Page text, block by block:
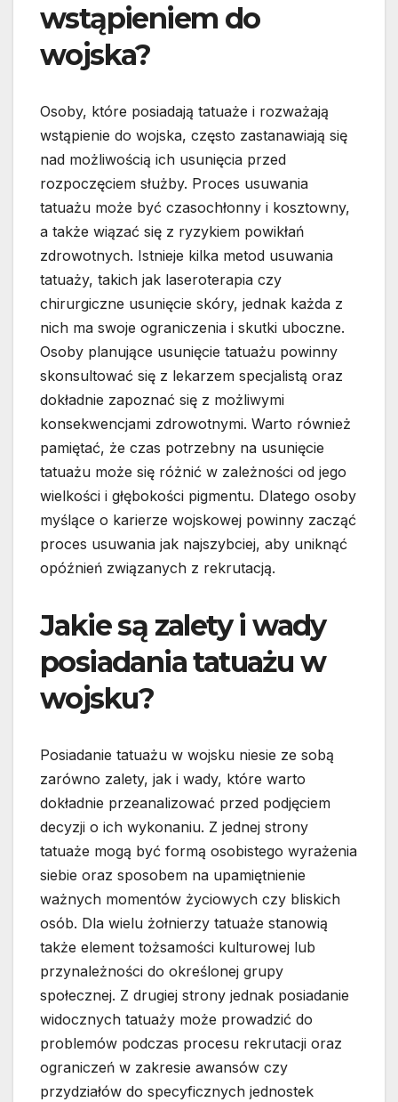
wstąpieniem do
wojska?
Osoby, które posiadają tatuaże i rozważają
wstąpienie do wojska, często zastanawiają się
nad możliwością ich usunięcia przed
rozpoczęciem służby. Proces usuwania
tatuażu może być czasochłonny i kosztowny,
a także wiązać się z ryzykiem powikłań
zdrowotnych. Istnieje kilka metod usuwania
tatuaży, takich jak laseroterapia czy
chirurgiczne usunięcie skóry, jednak każda z
nich ma swoje ograniczenia i skutki uboczne.
Osoby planujące usunięcie tatuażu powinny
skonsultować się z lekarzem specjalistą oraz
dokładnie zapoznać się z możliwymi
konsekwencjami zdrowotnymi. Warto również
pamiętać, że czas potrzebny na usunięcie
tatuażu może się różnić w zależności od jego
wielkości i głębokości pigmentu. Dlatego osoby
myślące o karierze wojskowej powinny zacząć
proces usuwania jak najszybciej, aby uniknąć
opóźnień związanych z rekrutacją.
Jakie są zalety i wady
posiadania tatuażu w
wojsku?
Posiadanie tatuażu w wojsku niesie ze sobą
zarówno zalety, jak i wady, które warto
dokładnie przeanalizować przed podjęciem
decyzji o ich wykonaniu. Z jednej strony
tatuaże mogą być formą osobistego wyrażenia
siebie oraz sposobem na upamiętnienie
ważnych momentów życiowych czy bliskich
osób. Dla wielu żołnierzy tatuaże stanowią
także element tożsamości kulturowej lub
przynależności do określonej grupy
społecznej. Z drugiej strony jednak posiadanie
widocznych tatuaży może prowadzić do
problemów podczas procesu rekrutacji oraz
ograniczeń w zakresie awansów czy
przydziałów do specyficznych jednostek